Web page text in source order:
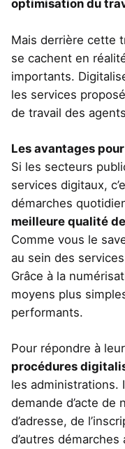
optimisation du
Mais derrière cette
se cachent en
importants.
les services
de travail des
Les avantages
Si les secteurs
services digitaux,
démarches
meilleure qualité
Comme vous le
au sein des
Grâce à la
moyens plus
performants.
Pour répondre à
procédures
les administrations.
demande d’acte de
d’adresse, de
d’autres